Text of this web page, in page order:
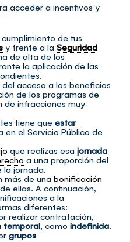
acceder a incentivos y
de tus
y frente a la Seguridad
de alta de los
la aplicación de las
del acceso a los beneficios
de los programas de
de infracciones muy
tiene que estar
en el Servicio Público de
que realizas esa jornada
a una proporción del
jornada.
más de una bonificación
ellas. A continuación,
a la
diferentes:
realizar contratación,
temporal , como indefinida
grupos